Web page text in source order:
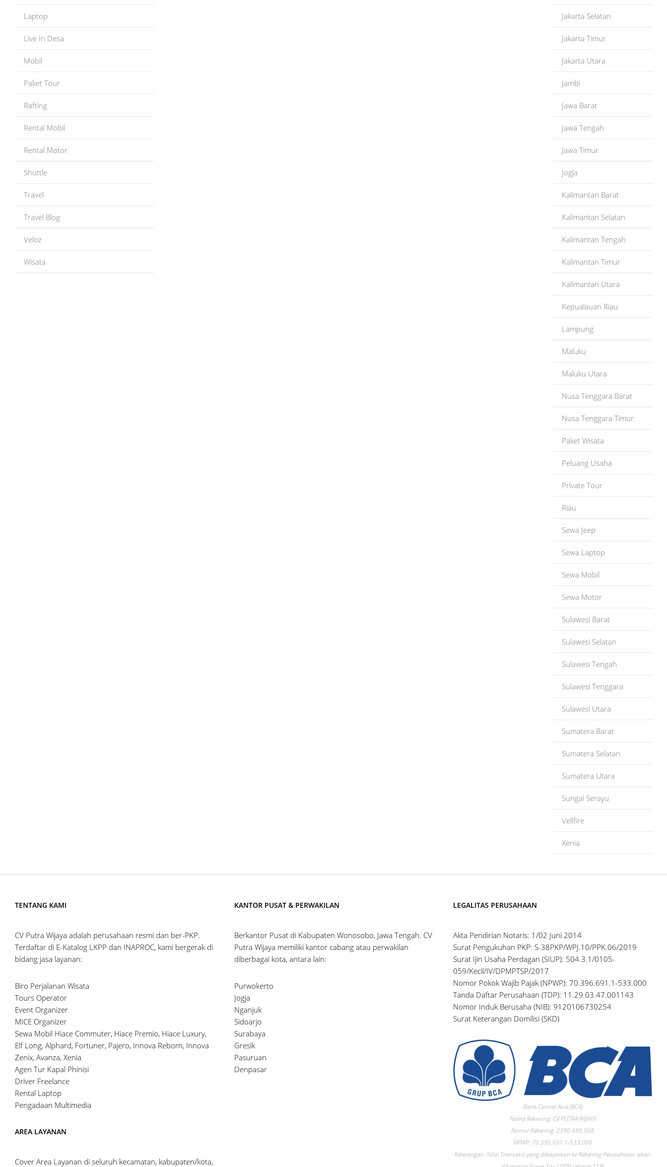
Laptop
Live In Desa
Mobil
Paket Tour
Rafting
Rental Mobil
Rental Motor
Shuttle
Travel
Travel Blog
Veloz
Wisata
Jakarta Selatan
Jakarta Timur
Jakarta Utara
Jambi
Jawa Barat
Jawa Tengah
Jawa Timur
Jogja
Kalimantan Barat
Kalimantan Selatan
Kalimantan Tengah
Kalimantan Timur
Kalimantan Utara
Kepualauan Riau
Lampung
Maluku
Maluku Utara
Nusa Tenggara Barat
Nusa Tenggara Timur
Paket Wisata
Peluang Usaha
Private Tour
Riau
Sewa Jeep
Sewa Laptop
Sewa Mobil
Sewa Motor
Sulawesi Barat
Sulawesi Selatan
Sulawesi Tengah
Sulawesi Tenggara
Sulawesi Utara
Sumatera Barat
Sumatera Selatan
Sumatera Utara
Sungai Serayu
Vellfire
Xenia
TENTANG KAMI
CV Putra Wijaya adalah perusahaan resmi dan ber-PKP.
Terdaftar di E-Katalog LKPP dan INAPROC, kami bergerak di
bidang jasa layanan:
Biro Perjalanan Wisata
Tours Operator
Event Organizer
MICE Organizer
Sewa Mobil Hiace Commuter, Hiace Premio, Hiace Luxury,
Elf Long, Alphard, Fortuner, Pajero, Innova Reborn, Innova
Zenix, Avanza, Xenia
Agen Tur Kapal Phinisi
Driver Freelance
Rental Laptop
Pengadaan Multimedia
AREA LAYANAN
Cover Area Layanan di seluruh kecamatan, kabupaten/kota,
KANTOR PUSAT & PERWAKILAN
Berkantor Pusat di Kabupaten Wonosobo, Jawa Tengah. CV
Putra Wijaya memiliki kantor cabang atau perwakilan
diberbagai kota, antara lain:
Purwokerto
Jogja
Nganjuk
Sidoarjo
Surabaya
Gresik
Pasuruan
Denpasar
LEGALITAS PERUSAHAAN
Akta Pendirian Notaris: 1/02 Juni 2014
Surat Pengukuhan PKP: S-38PKP/WPJ.10/PPK.06/2019
Surat Ijin Usaha Perdagan (SIUP): 504.3.1/0105-
059/Kecil/IV/DPMPTSP/2017
Nomor Pokok Wajib Pajak (NPWP): 70.396.691.1-533.000
Tanda Daftar Perusahaan (TDP): 11.29.03.47.001143
Nomor Induk Berusaha (NIB): 9120106730254
Surat Keterangan Domilisi (SKD)
Bank Central Asia (BCA)
Nama Rekening: CV PUTRA WIJAYA
Nomor Rekening: 2390.488.508
NPWP: 70.396.691.1-533.000
Keterangan: Nilai Transaksi yang dibayarkan ke Rekening Perusahaan, akan